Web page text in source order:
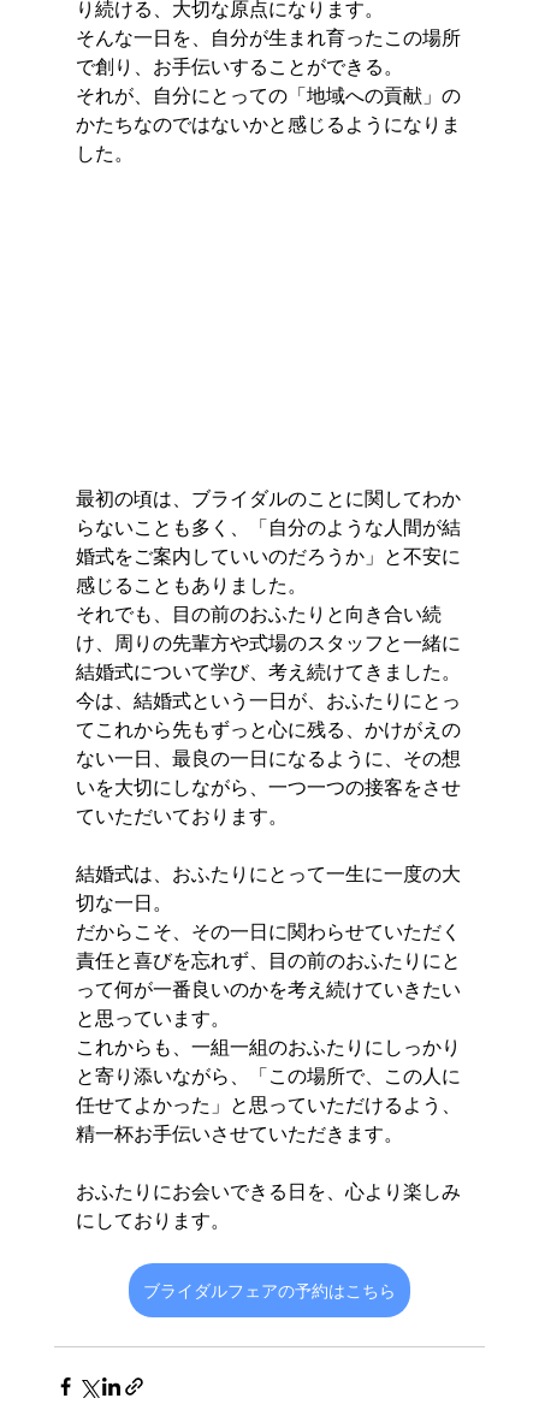
り続ける、大切な原点になります。
そんな一日を、自分が生まれ育ったこの場所
で創り、お手伝いすることができる。
それが、自分にとっての「地域への貢献」の
かたちなのではないかと感じるようになりま
した。
最初の頃は、ブライダルのことに関してわか
らないことも多く、「自分のような人間が結
婚式をご案内していいのだろうか」と不安に
感じることもありました。
それでも、目の前のおふたりと向き合い続
け、周りの先輩方や式場のスタッフと一緒に
結婚式について学び、考え続けてきました。
今は、結婚式という一日が、おふたりにとっ
てこれから先もずっと心に残る、かけがえの
ない一日、最良の一日になるように、その想
いを大切にしながら、一つ一つの接客をさせ
ていただいております。
結婚式は、おふたりにとって一生に一度の大
切な一日。
だからこそ、その一日に関わらせていただく
責任と喜びを忘れず、目の前のおふたりにと
って何が一番良いのかを考え続けていきたい
と思っています。
これからも、一組一組のおふたりにしっかり
と寄り添いながら、「この場所で、この人に
任せてよかった」と思っていただけるよう、
精一杯お手伝いさせていただきます。
おふたりにお会いできる日を、心より楽しみ
にしております。
ブライダルフェアの予約はこちら